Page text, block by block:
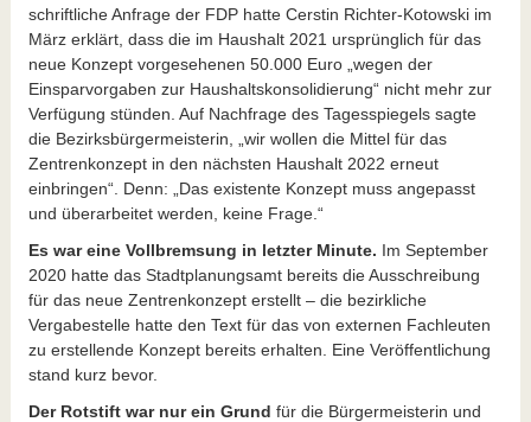
schriftliche Anfrage der FDP hatte Cerstin Richter-Kotowski im
März erklärt, dass die im Haushalt 2021 ursprünglich für das
neue Konzept vorgesehenen 50.000 Euro „wegen der
Einsparvorgaben zur Haushaltskonsolidierung“ nicht mehr zur
Verfügung stünden. Auf Nachfrage des Tagesspiegels sagte
die Bezirksbürgermeisterin, „wir wollen die Mittel für das
Zentrenkonzept in den nächsten Haushalt 2022 erneut
einbringen“. Denn: „Das existente Konzept muss angepasst
und überarbeitet werden, keine Frage.“
Es war eine Vollbremsung in letzter Minute. Im September
2020 hatte das Stadtplanungsamt bereits die Ausschreibung
für das neue Zentrenkonzept erstellt – die bezirkliche
Vergabestelle hatte den Text für das von externen Fachleuten
zu erstellende Konzept bereits erhalten. Eine Veröffentlichung
stand kurz bevor.
Der Rotstift war nur ein Grund für die Bürgermeisterin und